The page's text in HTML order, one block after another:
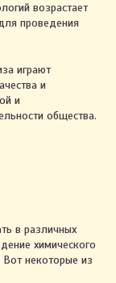
возрастает
проведения
играют
и
и
общества.
в различных
химического
некоторые из